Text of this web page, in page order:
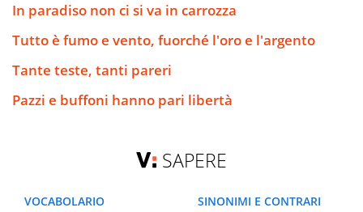
In paradiso non ci si va in carrozza
Tutto è fumo e vento, fuorché l'oro e l'argento
Tante teste, tanti pareri
Pazzi e buffoni hanno pari libertà
SAPERE
VOCABOLARIO
SINONIMI E CONTRARI